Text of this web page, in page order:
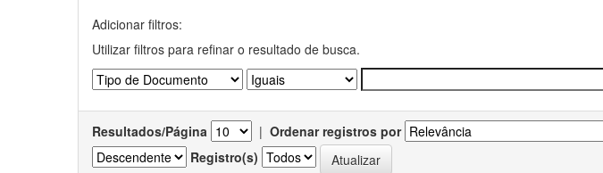
Adicionar filtros:
Utilizar filtros para refinar o resultado de busca.
Resultados/Página | Ordenar registros por
Registro(s)